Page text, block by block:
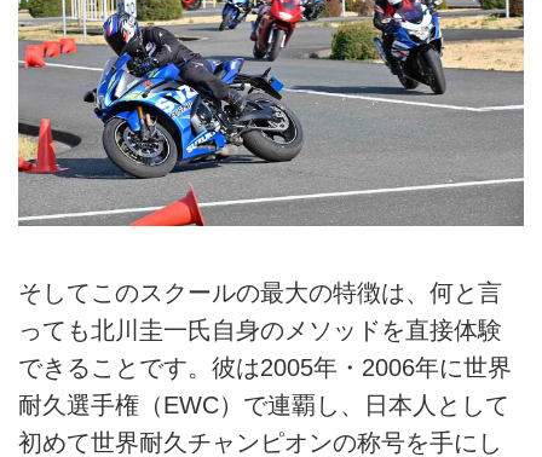
そしてこのスクールの最大の特徴は、何と言
っても北川圭一氏自身のメソッドを直接体験
できることです。彼は2005年・2006年に世界
耐久選手権（EWC）で連覇し、日本人として
初めて世界耐久チャンピオンの称号を手にし